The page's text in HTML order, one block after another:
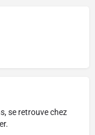
se retrouve chez